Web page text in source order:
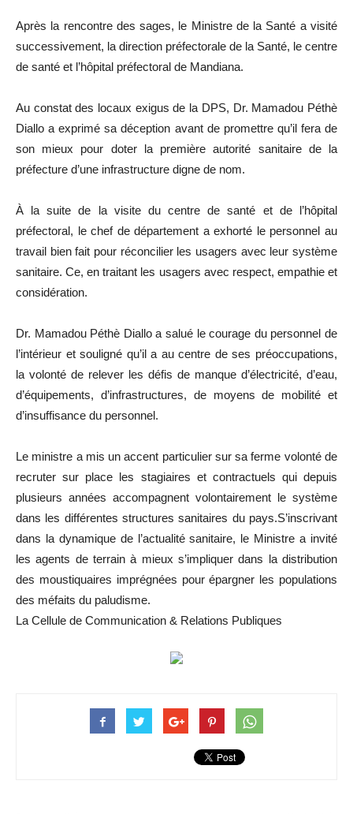
Après la rencontre des sages, le Ministre de la Santé a visité
successivement, la direction préfectorale de la Santé, le centre
de santé et l’hôpital préfectoral de Mandiana.
Au constat des locaux exigus de la DPS, Dr. Mamadou Péthè
Diallo a exprimé sa déception avant de promettre qu’il fera de
son mieux pour doter la première autorité sanitaire de la
préfecture d’une infrastructure digne de nom.
À la suite de la visite du centre de santé et de l’hôpital
préfectoral, le chef de département a exhorté le personnel au
travail bien fait pour réconcilier les usagers avec leur système
sanitaire. Ce, en traitant les usagers avec respect, empathie et
considération.
Dr. Mamadou Péthè Diallo a salué le courage du personnel de
l’intérieur et souligné qu’il a au centre de ses préoccupations,
la volonté de relever les défis de manque d’électricité, d’eau,
d’équipements, d’infrastructures, de moyens de mobilité et
d’insuffisance du personnel.
Le ministre a mis un accent particulier sur sa ferme volonté de
recruter sur place les stagiaires et contractuels qui depuis
plusieurs années accompagnent volontairement le système
dans les différentes structures sanitaires du pays.S’inscrivant
dans la dynamique de l’actualité sanitaire, le Ministre a invité
les agents de terrain à mieux s’impliquer dans la distribution
des moustiquaires imprégnées pour épargner les populations
des méfaits du paludisme.
La Cellule de Communication & Relations Publiques